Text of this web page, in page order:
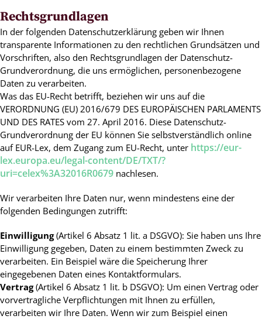
Rechtsgrundlagen
In der folgenden Datenschutzerklärung geben wir Ihnen
transparente Informationen zu den rechtlichen Grundsätzen und
Vorschriften, also den Rechtsgrundlagen der Datenschutz-
Grundverordnung, die uns ermöglichen, personenbezogene
Daten zu verarbeiten.
Was das EU-Recht betrifft, beziehen wir uns auf die
VERORDNUNG (EU) 2016/679 DES EUROPÄISCHEN PARLAMENTS
UND DES RATES vom 27. April 2016. Diese Datenschutz-
Grundverordnung der EU können Sie selbstverständlich online
auf EUR-Lex, dem Zugang zum EU-Recht, unter https://eur-
lex.europa.eu/legal-content/DE/TXT/?
uri=celex%3A32016R0679 nachlesen.
Wir verarbeiten Ihre Daten nur, wenn mindestens eine der
folgenden Bedingungen zutrifft:
Einwilligung(Artikel 6 Absatz 1 lit. a DSGVO): Sie haben uns Ihre
Einwilligung gegeben, Daten zu einem bestimmten Zweck zu
verarbeiten. Ein Beispiel wäre die Speicherung Ihrer
eingegebenen Daten eines Kontaktformulars.
Vertrag(Artikel 6 Absatz 1 lit. b DSGVO): Um einen Vertrag oder
vorvertragliche Verpflichtungen mit Ihnen zu erfüllen,
verarbeiten wir Ihre Daten. Wenn wir zum Beispiel einen